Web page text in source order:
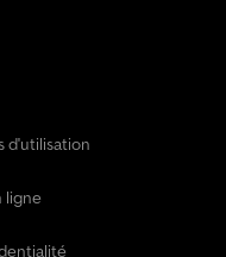
d'utilisation
ligne